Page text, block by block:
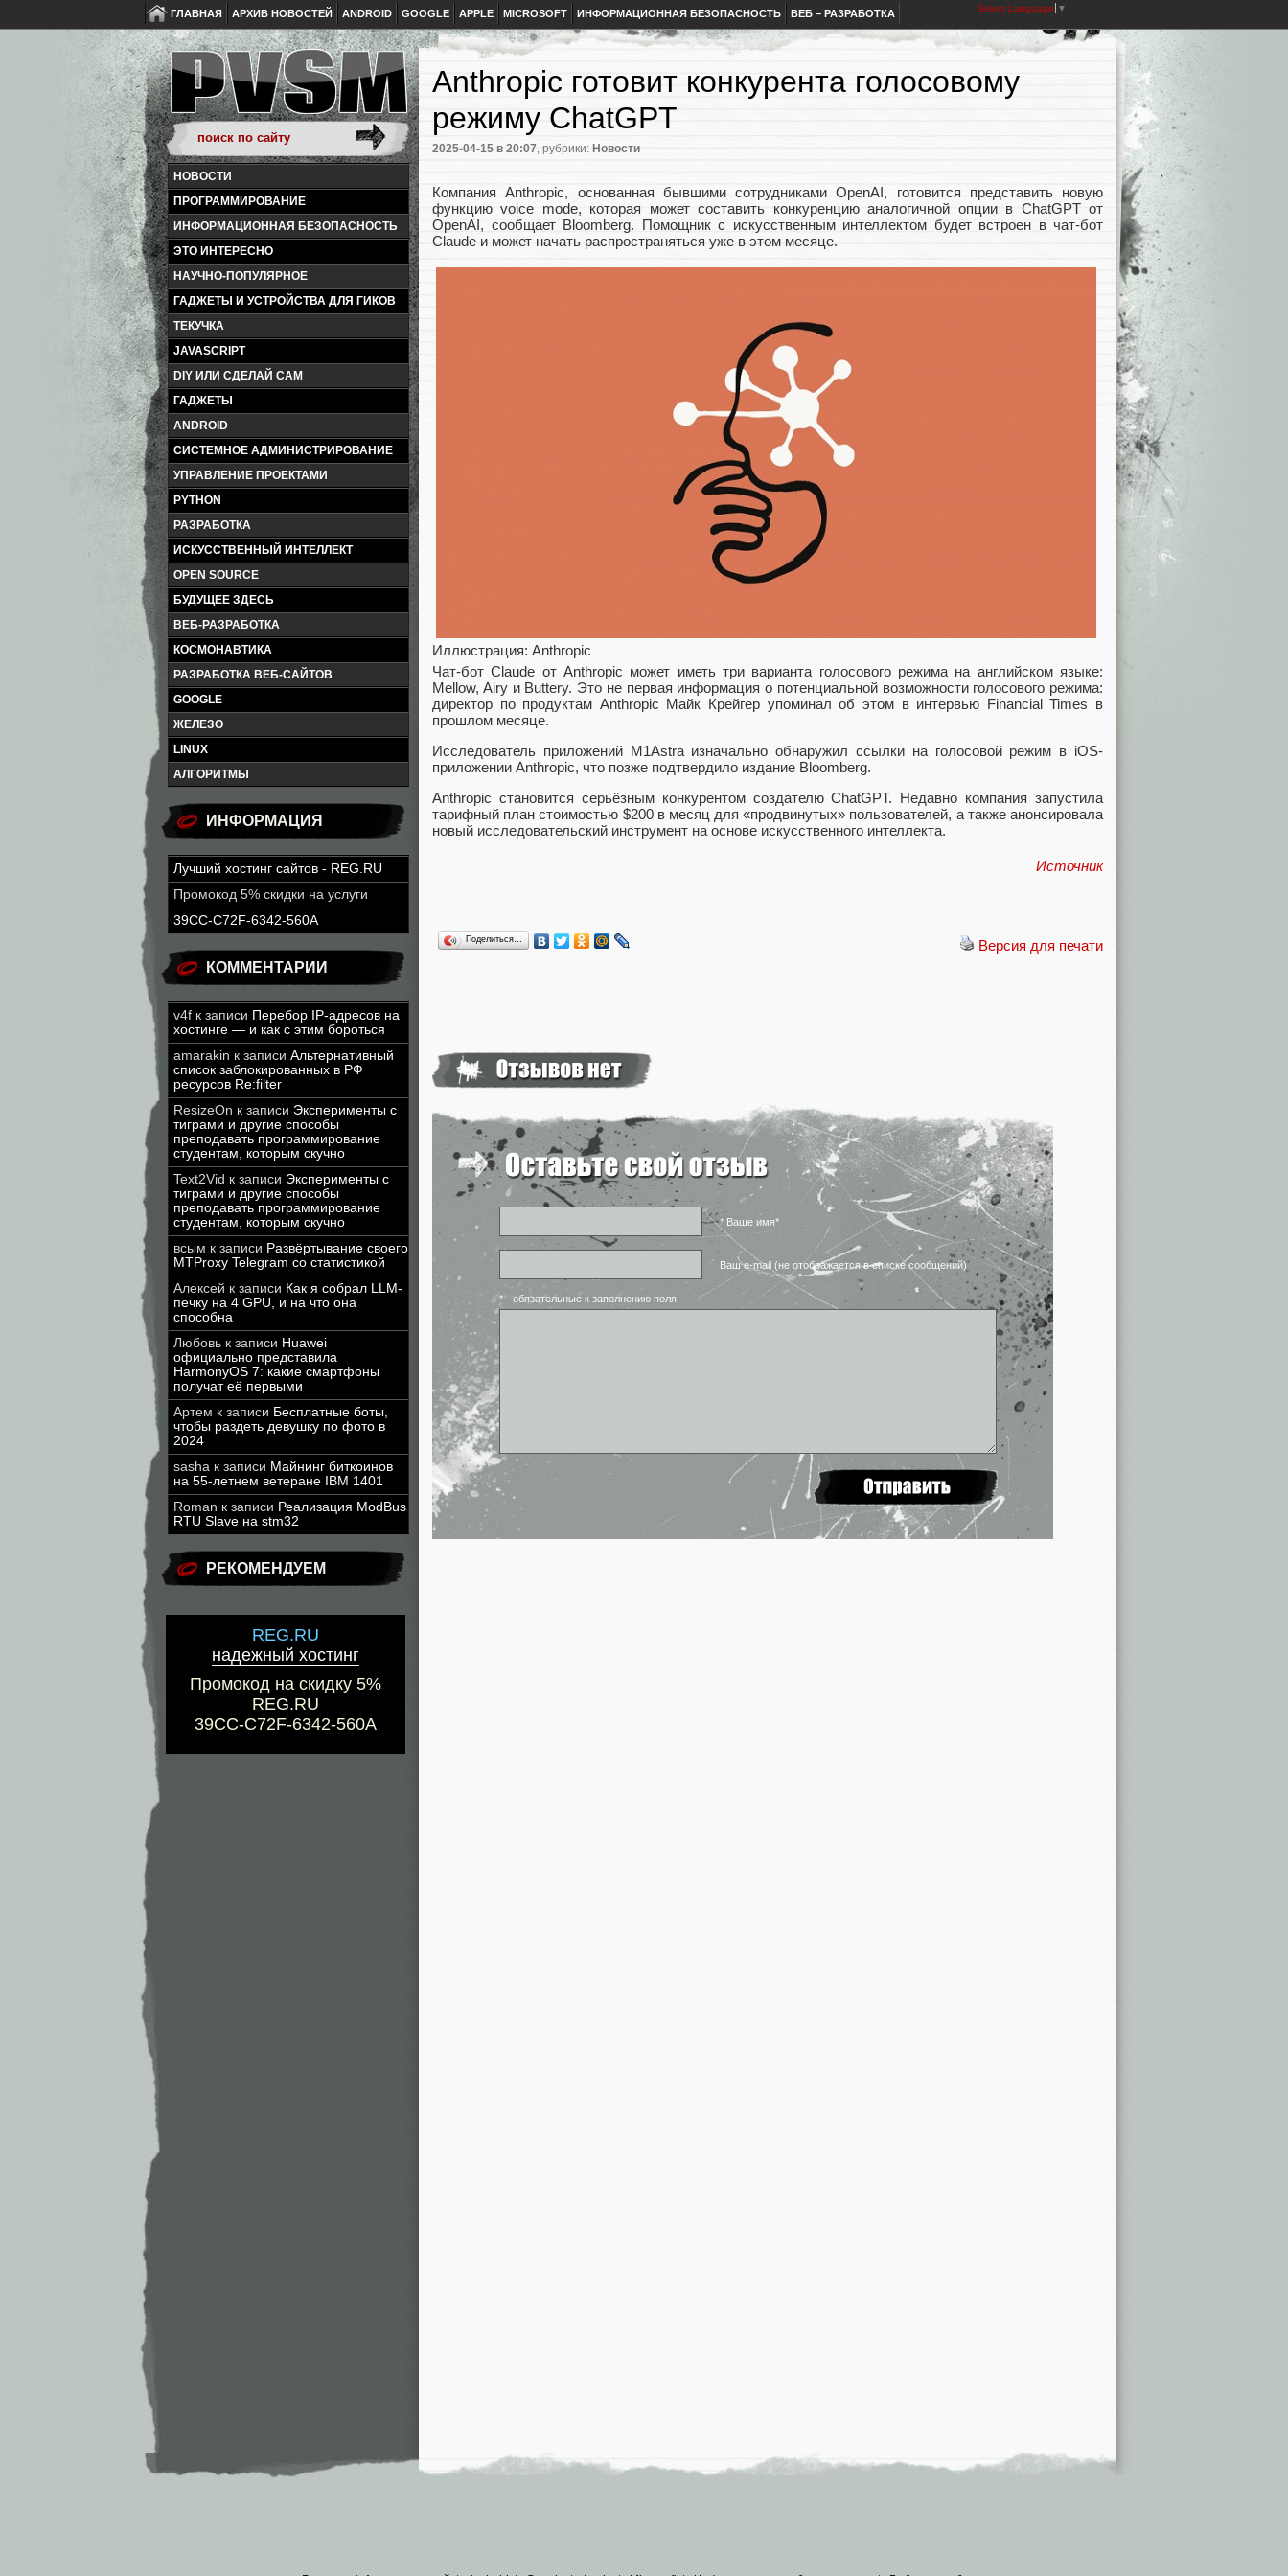
ГЛАВНАЯ АРХИВ НОВОСТЕЙ ANDROID GOOGLE APPLE MICROSOFT ИНФОРМАЦИОННАЯ БЕЗОПАСНОСТЬ ВЕБ – РАЗРАБОТКА Select Language ▼
НОВОСТИ
ПРОГРАММИРОВАНИЕ
ИНФОРМАЦИОННАЯ БЕЗОПАСНОСТЬ
ЭТО ИНТЕРЕСНО
НАУЧНО-ПОПУЛЯРНОЕ
ГАДЖЕТЫ И УСТРОЙСТВА ДЛЯ ГИКОВ
ТЕКУЧКА
JAVASCRIPT
DIY ИЛИ СДЕЛАЙ САМ
ГАДЖЕТЫ
ANDROID
СИСТЕМНОЕ АДМИНИСТРИРОВАНИЕ
УПРАВЛЕНИЕ ПРОЕКТАМИ
PYTHON
РАЗРАБОТКА
ИСКУССТВЕННЫЙ ИНТЕЛЛЕКТ
OPEN SOURCE
БУДУЩЕЕ ЗДЕСЬ
ВЕБ-РАЗРАБОТКА
КОСМОНАВТИКА
РАЗРАБОТКА ВЕБ-САЙТОВ
GOOGLE
ЖЕЛЕЗО
LINUX
АЛГОРИТМЫ
ИНФОРМАЦИЯ
Лучший хостинг сайтов - REG.RU
Промокод 5% скидки на услуги
39CC-C72F-6342-560A
КОММЕНТАРИИ
v4f к записи Перебор IP-адресов на
хостинге — и как с этим бороться
amarakin к записи Альтернативный
список заблокированных в РФ
ресурсов Re:filter
ResizeOn к записи Эксперименты с
тиграми и другие способы
преподавать программирование
студентам, которым скучно
Text2Vid к записи Эксперименты с
тиграми и другие способы
преподавать программирование
студентам, которым скучно
всым к записи Развёртывание своего
MTProxy Telegram со статистикой
Алексей к записи Как я собрал LLM-
печку на 4 GPU, и на что она
способна
Любовь к записи Huawei
официально представила
HarmonyOS 7: какие смартфоны
получат её первыми
Артем к записи Бесплатные боты,
чтобы раздеть девушку по фото в
2024
sasha к записи Майнинг биткоинов
на 55-летнем ветеране IBM 1401
Roman к записи Реализация ModBus
RTU Slave на stm32
РЕКОМЕНДУЕМ
REG.RU
надежный хостинг
Промокод на скидку 5%
REG.RU
39CC-C72F-6342-560A
Anthropic готовит конкурента голосовому
режиму ChatGPT
2025-04-15 в 20:07, рубрики: Новости
Компания Anthropic, основанная бывшими сотрудниками OpenAI, готовится представить новую
функцию voice mode, которая может составить конкуренцию аналогичной опции в ChatGPT от
OpenAI, сообщает Bloomberg. Помощник с искусственным интеллектом будет встроен в чат-бот
Claude и может начать распространяться уже в этом месяце.
Иллюстрация: Anthropic
Чат-бот Claude от Anthropic может иметь три варианта голосового режима на английском языке:
Mellow, Airy и Buttery. Это не первая информация о потенциальной возможности голосового режима:
директор по продуктам Anthropic Майк Крейгер упоминал об этом в интервью Financial Times в
прошлом месяце.
Исследователь приложений M1Astra изначально обнаружил ссылки на голосовой режим в iOS-
приложении Anthropic, что позже подтвердило издание Bloomberg.
Anthropic становится серьёзным конкурентом создателю ChatGPT. Недавно компания запустила
тарифный план стоимостью $200 в месяц для «продвинутых» пользователей, а также анонсировала
новый исследовательский инструмент на основе искусственного интеллекта.
Источник
Версия для печати
Поделиться…
* Ваше имя*
Ваш e-mail (не отображается в списке сообщений)
* - обязательные к заполнению поля